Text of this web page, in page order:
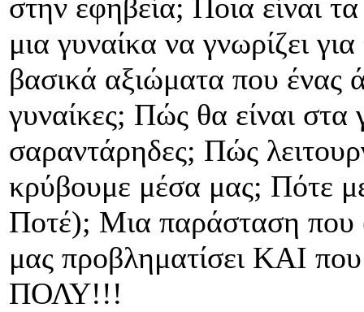
στην εφηβεία; Ποια είναι
μια γυναίκα να γνωρίζει
βασικά αξιώματα που ένας
γυναίκες; Πώς θα είναι στα
σαραντάρηδες; Πώς
κρύβουμε μέσα μας; Πότε
Ποτέ); Μια παράσταση που
μας προβληματίσει ΚΑΙ
ΠΟΛΥ!!!